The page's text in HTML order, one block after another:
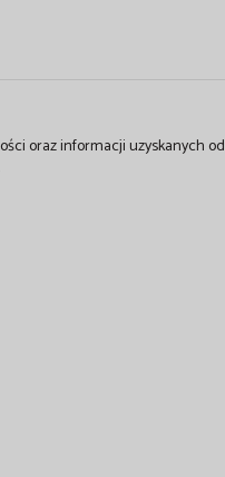
oraz informacji uzyskanych od